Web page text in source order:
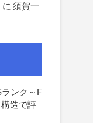
に 須賀一
ンク～F
造で評